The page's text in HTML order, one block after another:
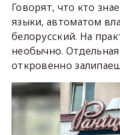
Говорят, что кто
языки, автоматом
белорусский. На
необычно.
откровенно